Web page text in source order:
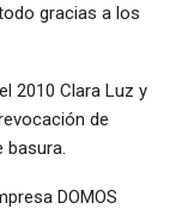
gracias a los
2010 Clara Luz y
de
basura.
DOMOS